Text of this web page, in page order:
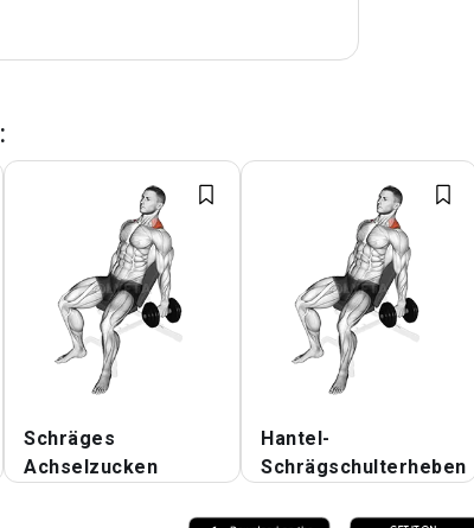
:
Schräges
Achselzucken
Hantel-
Schrägschulterheben